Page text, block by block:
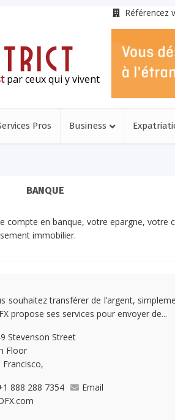
Référencez
par ceux qui y vivent
Pros Business
BANQUE
compte en banque, votre epargne, votre
immobilier.
souhaitez transférer de l’argent,
propose ses services pour envoyer de...
Stevenson Street
Floor
Francisco,
888 288 7354
Email